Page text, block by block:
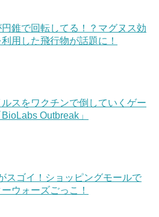
錐で回転してる！？マグヌス効
用した飛行物が話題に！
ルスをワクチンで倒していくゲー
BioLabs Outbreak」
スゴイ！ショッピングモールで
ーウォーズごっこ！